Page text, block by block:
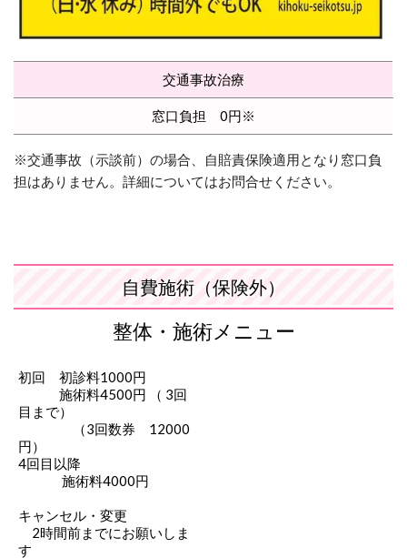
交通事故治療
窓口負担 0円※
※交通事故（示談前）の場合、自賠責保険適用となり窓口負
担はありません。詳細についてはお問合せください。
自費施術（保険外）
整体・施術メニュー
初回 初診料1000円
施術料4500円 （ 3回
目まで）
（3回数券 12000
円）
4回目以降
施術料4000円
キャンセル・変更
2時間前までにお願いしま
す